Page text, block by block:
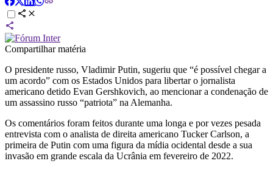
Compartilhar matéria
O presidente russo, Vladimir Putin, sugeriu que “é possível chegar a
um acordo” com os Estados Unidos para libertar o jornalista
americano detido Evan Gershkovich, ao mencionar a condenação de
um assassino russo “patriota” na Alemanha.
Os comentários foram feitos durante uma longa e por vezes pesada
entrevista com o analista de direita americano Tucker Carlson, a
primeira de Putin com uma figura da mídia ocidental desde a sua
invasão em grande escala da Ucrânia em fevereiro de 2022.